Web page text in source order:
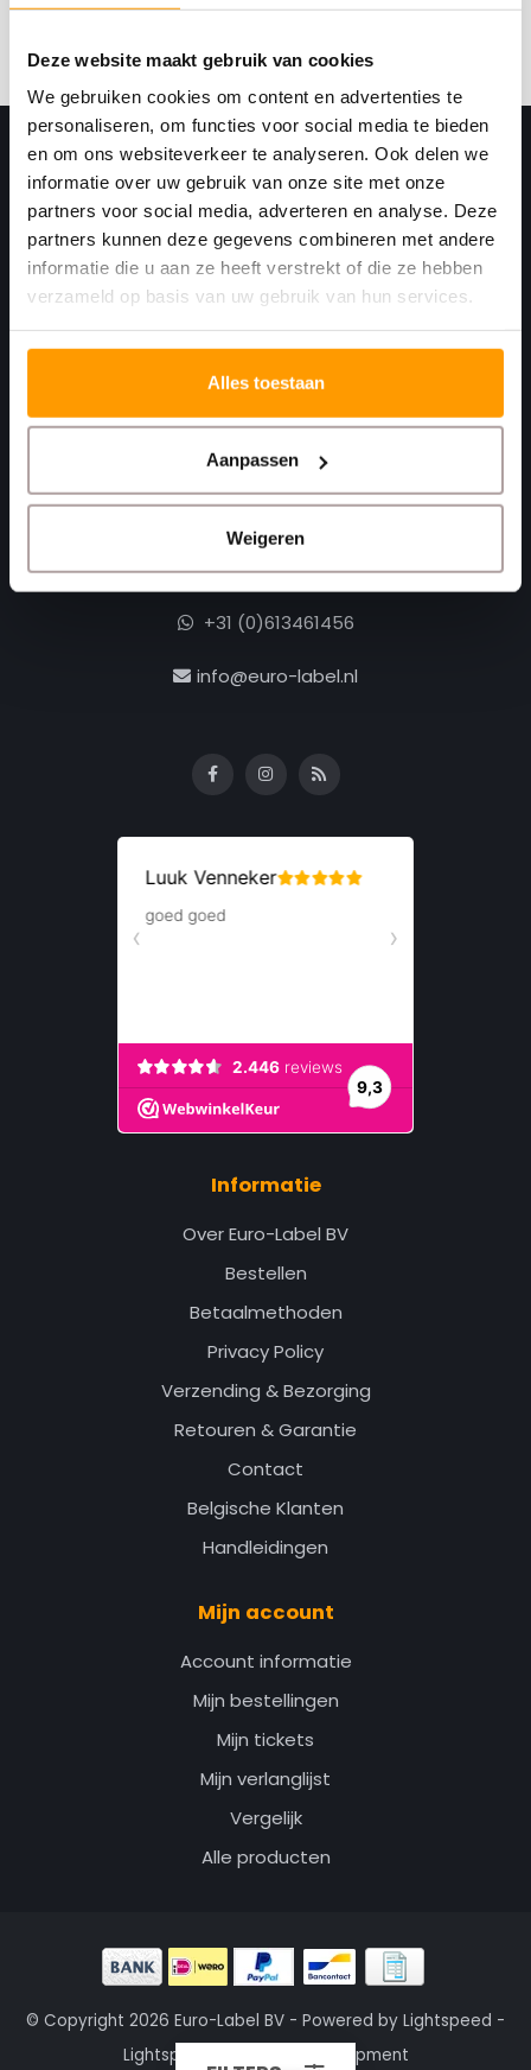
Deze website maakt gebruik van cookies
We gebruiken cookies om content en advertenties te
personaliseren, om functies voor social media te bieden
en om ons websiteverkeer te analyseren. Ook delen we
informatie over uw gebruik van onze site met onze
partners voor social media, adverteren en analyse. Deze
partners kunnen deze gegevens combineren met andere
informatie die u aan ze heeft verstrekt of die ze hebben
verzameld op basis van uw gebruik van hun services.
Alles toestaan
Aanpassen
Weigeren
Print. Plak. Klaar. Met een partner die met je
meedenkt.
+31 (0)168 416 513
+31 (0)613461456
info@euro-label.nl
Informatie
Over Euro-Label BV
Bestellen
Betaalmethoden
Privacy Policy
Verzending & Bezorging
Retouren & Garantie
Contact
Belgische Klanten
Handleidingen
Mijn account
Account informatie
Mijn bestellingen
Mijn tickets
Mijn verlanglijst
Vergelijk
Alle producten
© Copyright 2026 Euro-Label BV - Powered by Lightspeed -
Lightspeed design
Dyvelopment